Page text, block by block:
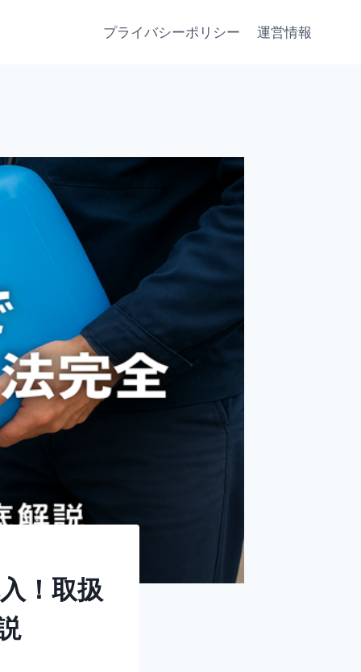
プライバシーポリシー 運営情報
！取扱